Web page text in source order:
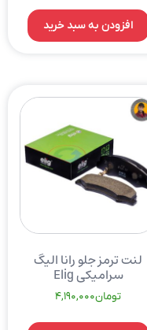
افزودن به سبد خرید
لنت ترمز جلو رانا الیگ
سرامیکی Elig
تومان4,190,000